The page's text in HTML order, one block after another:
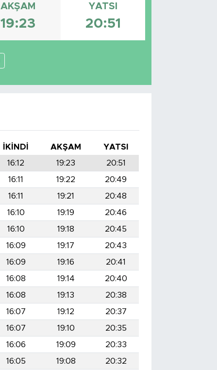
AKŞAM
19:23
YATSI
20:51
İKINDI AKŞAM
YATSI
16:12 19:23
20:51
16:11 19:22
20:49
16:11 19:21
20:48
16:10 19:19
20:46
16:10 19:18
20:45
16:09 19:17
20:43
16:09 19:16
20:41
16:08 19:14
20:40
16:08 19:13
20:38
16:07 19:12
20:37
16:07 19:10
20:35
16:06 19:09
20:33
16:05 19:08
20:32